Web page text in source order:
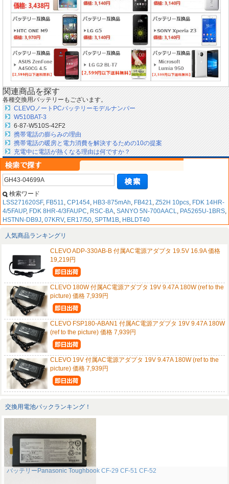
関連商品を探す
各種交換用バッテリーもございます。
CLEVOノートPCバッテリーモデルナンバー
W510BAT-3
6-87-W510S-42F2
携帯電話の膨らみの理由
携帯電話の暖房と電力消費を解決するための10の提案
充電中に電話が熱くなる理由は何ですか？
検索ワード
LSS271620SF, FB511, CP1454, HB3-875mAh, FB421, Z52H 10pcs, FDK 14HR-
4/5FAUP, FDK 8HR-4/3FAUPC, RSC-BA, SANYO 5N-700AACL, PA5265U-1BRS,
HSTNN-DB9J, 07KRV, ER17/50, SPTM1B, HBLDT40
人気商品ランキングリ
CLEVO ADP-330AB-B 付属AC電源アダプタ 19.5V 16.9A 価格
19,219円
CLEVO 180W 付属AC電源アダプタ 19V 9.47A 180W (ref to the
picture) 価格 7,939円
CLEVO FSP180-ABAN1 付属AC電源アダプタ 19V 9.47A 180W
(ref to the picture) 価格 7,939円
CLEVO 19V 付属AC電源アダプタ 19V 9.47A 180W (ref to the
picture) 価格 7,939円
交換用電池パックランキング！
バッテリーPanasonic Toughbook CF-29 CF-51 CF-52